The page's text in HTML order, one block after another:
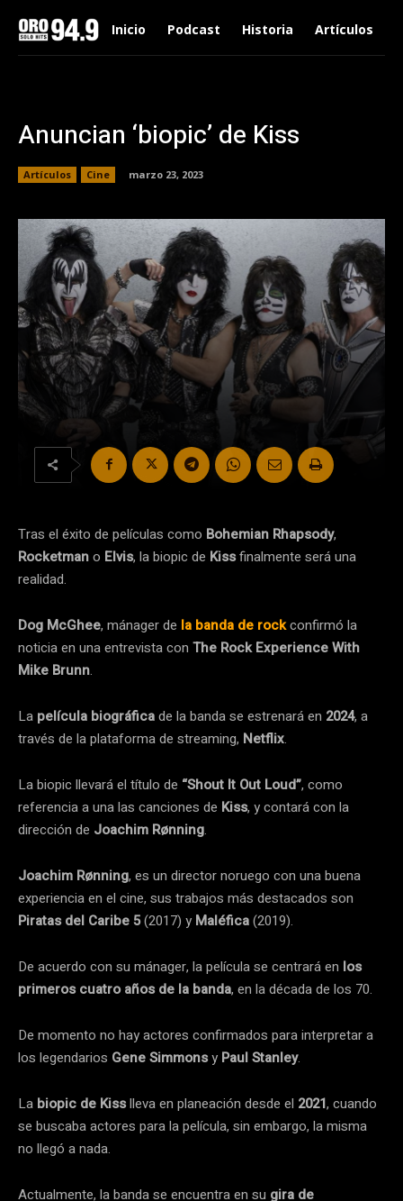
Inicio Podcast Historia Artículos
Anuncian ‘biopic’ de Kiss
Artículos Cine marzo 23, 2023
Tras el éxito de películas como Bohemian Rhapsody,
Rocketmano Elvis, la biopic de Kissfinalmente será una
realidad.
Dog McGhee, mánager de la banda de rockconfirmó la
noticia en una entrevista con The Rock Experience With
Mike Brunn.
La película biográficade la banda se estrenará en 2024, a
través de la plataforma de streaming, Netflix.
La biopic llevará el título de “Shout It Out Loud”, como
referencia a una las canciones de Kiss, y contará con la
dirección de Joachim Rønning.
Joachim Rønning, es un director noruego con una buena
experiencia en el cine, sus trabajos más destacados son
Piratas del Caribe 5(2017) y Maléfica(2019).
De acuerdo con su mánager, la película se centrará en los
primeros cuatro años de la banda, en la década de los 70.
De momento no hay actores confirmados para interpretar a
los legendarios Gene Simmonsy Paul Stanley.
La biopic de Kisslleva en planeación desde el 2021, cuando
se buscaba actores para la película, sin embargo, la misma
no llegó a nada.
Actualmente, la banda se encuentra en su gira de